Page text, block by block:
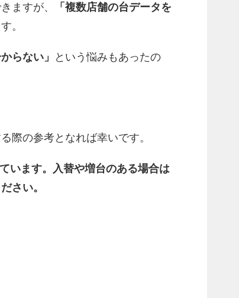
ますが、
「複数店舗の台データを
。
らない」
という悩みもあったの
際の参考となれば幸いです。
います。入替や増台のある場合は
さい。